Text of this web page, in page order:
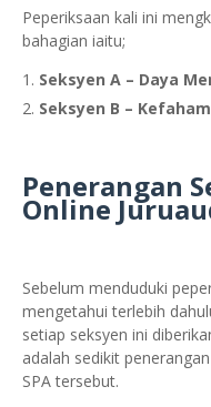
Peperiksaan kali ini
bahagian iaitu;
Seksyen A – Daya
Seksyen B –
Penerangan
Online
Sebelum menduduki
mengetahui terlebih
setiap seksyen ini
adalah sedikit
SPA tersebut.